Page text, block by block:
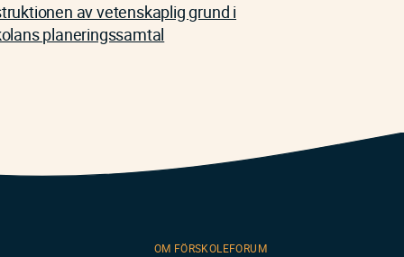
av vetenskaplig grund i
planeringssamtal
OM FÖRSKOLEFORUM